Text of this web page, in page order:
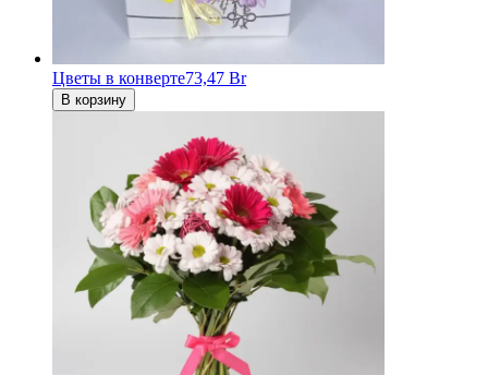
Цветы в конверте73,47 Br
В корзину